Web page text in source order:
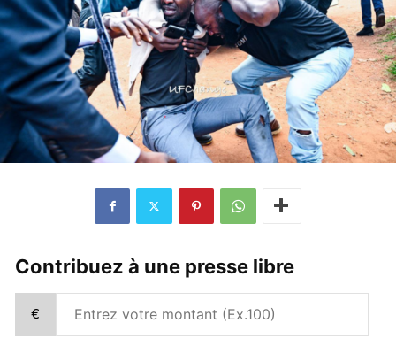
Contribuez à une presse libre
€